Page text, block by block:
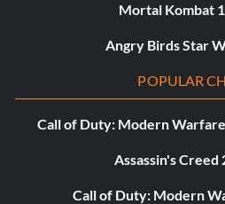
Objetivo: The Squishy Center -
Objetivo: Limpieza en el pasillo
Mortal Kombat
Angry Birds Star
POPULAR
Call of Duty: Modern
Assassin's Creed
Call of Duty: Modern